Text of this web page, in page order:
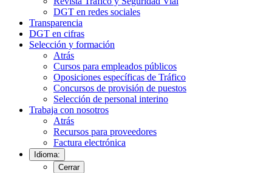
DGT en redes sociales
Transparencia
DGT en cifras
Selección y formación
Atrás
Cursos para empleados públicos
Oposiciones específicas de Tráfico
Concursos de provisión de puestos
Selección de personal interino
Trabaja con nosotros
Atrás
Recursos para proveedores
Factura electrónica
Idioma:
Cerrar